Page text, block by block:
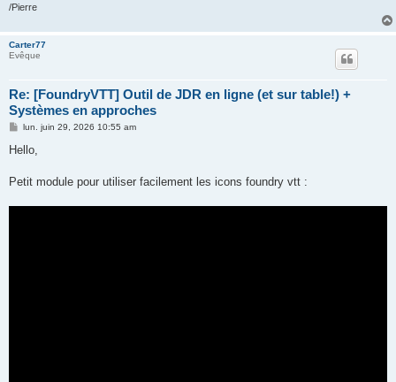
/Pierre
Carter77
Evêque
Re: [FoundryVTT] Outil de JDR en ligne (et sur table!) +
Systèmes en approches
M
s
g
lun. juin 29, 2026 10:55 am
Hello,
Petit module pour utiliser facilement les icons foundry vtt :